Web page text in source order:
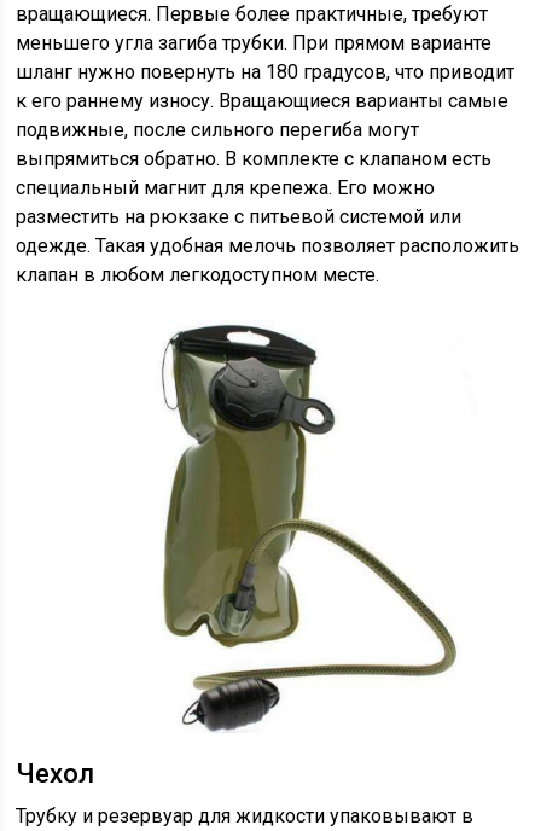
вращающиеся. Первые более практичные, требуют
меньшего угла загиба трубки. При прямом варианте
шланг нужно повернуть на 180 градусов, что приводит
к его раннему износу. Вращающиеся варианты самые
подвижные, после сильного перегиба могут
выпрямиться обратно. В комплекте с клапаном есть
специальный магнит для крепежа. Его можно
разместить на рюкзаке с питьевой системой или
одежде. Такая удобная мелочь позволяет расположить
клапан в любом легкодоступном месте.
Чехол
Трубку и резервуар для жидкости упаковывают в